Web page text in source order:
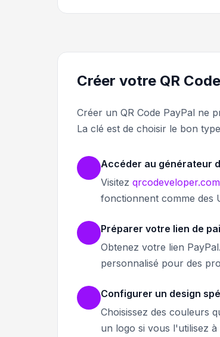
Créer votre QR
Créer un QR Code PayPal ne
La clé est de choisir le bon
Accéder au générateur
Visitez qrcodeveloper.com
fonctionnent comme des
Préparer votre lien de
Obtenez votre lien
personnalisé pour des
Configurer un design
Choisissez des couleurs
un logo si vous l'utilisez